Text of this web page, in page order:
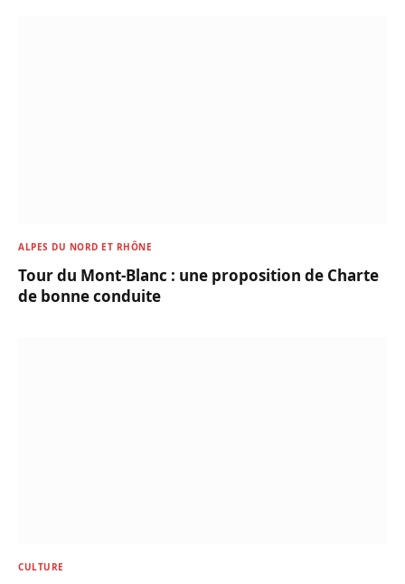
ALPES DU NORD ET RHÔNE
Tour du Mont-Blanc : une proposition de Charte
de bonne conduite
CULTURE